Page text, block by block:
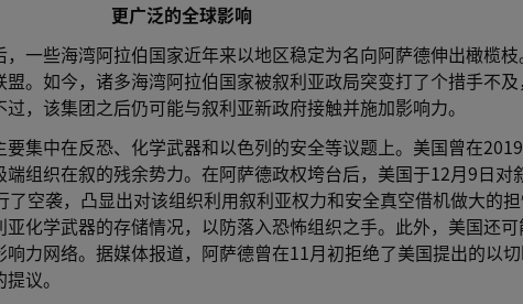
更广泛的全球影响
一些海湾阿拉伯国家近年来以地区稳定为名向阿萨德伸出橄榄
。如今，诸多海湾阿拉伯国家被叙利亚政局突变打了个措手不
，该集团之后仍可能与叙利亚新政府接触并施加影响力。
集中在反恐、化学武器和以色列的安全等议题上。美国曾在
组织在叙的残余势力。在阿萨德政权垮台后，美国于12月9日对
了空袭，凸显出对该组织利用叙利亚权力和安全真空借机做大的
化学武器的存储情况，以防落入恐怖组织之手。此外，美国还
力网络。据媒体报道，阿萨德曾在11月初拒绝了美国提出的以
议。